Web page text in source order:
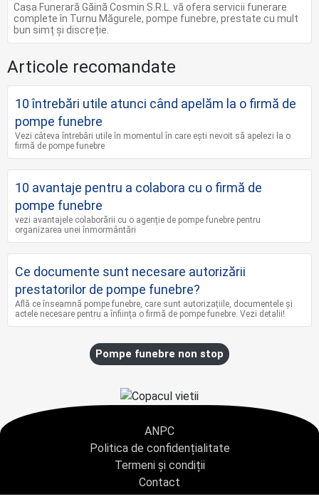
Casa Funerară Găină Cosmin S.R.L. vă ofera servicii funerare
complete în Turnu Măgurele, pompe funebre, prestate cu mult
bun simț și discreție.
Articole recomandate
10 întrebări utile atunci când apelăm la o firmă de
pompe funebre
Vezi câteva întrebări utile în momentul în care ești nevoit să apelezi la o
firmă de pompe funebre
10 avantaje pentru a colabora cu o firmă de
pompe funebre
vezi avantajele colaborării cu o agenție de pompe funebre pentru
organizarea unei înmormântări
Ce documente sunt necesare autorizării
prestatorilor de pompe funebre?
Află ce înseamnă pompe funebre, care sunt autorizațiile, documentele și
actele necesare pentru a înființa o firmă de pompe funebre. Vezi detalii!
Pompe funebre non stop
ANPC
Politica de confidențialitate
Termeni și condiții
Contact